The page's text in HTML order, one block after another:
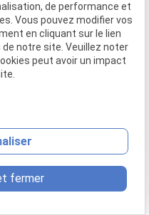
phone
03 66 88 25 52
de performance et
Vous pouvez modifier vos
en cliquant sur le lien
notre site. Veuillez noter
peut avoir un impact
fermer